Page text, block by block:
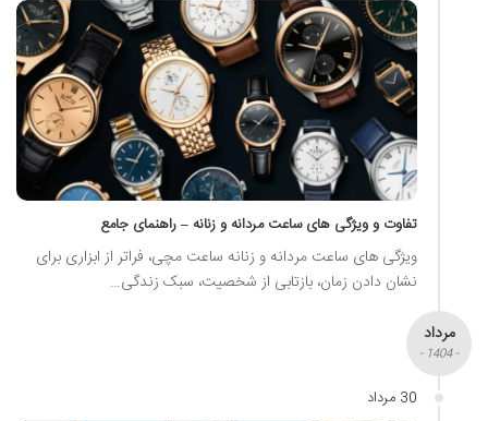
تفاوت و ویژگی های ساعت مردانه و زنانه – راهنمای جامع
ویژگی های ساعت مردانه و زنانه ساعت مچی، فراتر از ابزاری برای
نشان دادن زمان، بازتابی از شخصیت، سبک زندگی…
مرداد
- 1404 -
30 مرداد